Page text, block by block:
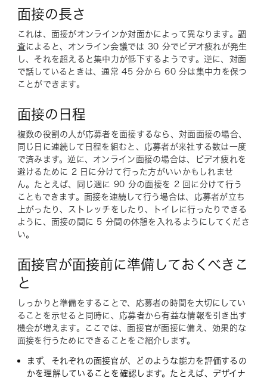
面接の長さ
これは、面接がオンラインか対面かによって異なります。 調
査によると、オンライン会議では 30 分でビデオ疲れが発生
し、それを超えると集中力が低下するようです。逆に、対面
で話しているときは、通常 45 分から 60 分は集中力を保つ
ことができます。
面接の日程
複数の役割の人が応募者を面接するなら、対面面接の場合、
同じ日に連続して日程を組むと、応募者が来社する数は一度
で済みます。逆に、オンライン面接の場合は、ビデオ疲れを
避けるために 2 日に分けて行った方がいいかもしれませ
ん。たとえば、同じ週に 90 分の面接を 2 回に分けて行う
こともできます。面接を連続して行う場合は、応募者が立ち
上がったり、ストレッチをしたり、トイレに行ったりできる
ように、面接の間に 5 分間の休憩を入れるようにしてくださ
い。
面接官が面接前に準備しておくべきこ
と
しっかりと準備をすることで、応募者の時間を大切にしてい
ることを示せると同時に、応募者から有益な情報を引き出す
機会が増えます。ここでは、面接官が面接に備え、効果的な
面接を行うためにできることをご紹介します。
まず、それぞれの面接官が、どのような能力を評価するの
かを理解していることを確認します。たとえば、デザイナ